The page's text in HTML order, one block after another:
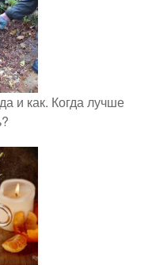
и как. Когда лучше